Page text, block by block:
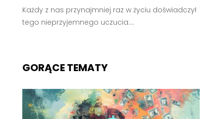
Każdy z nas przynajmniej raz w życiu doświadczył
tego nieprzyjemnego uczucia:...
GORĄCE TEMATY